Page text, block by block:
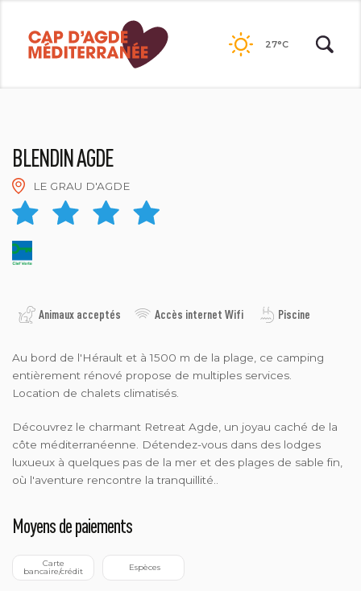
contenu
27°C
BLENDIN AGDE
LE GRAU D'AGDE
Animaux acceptés Accès internet Wifi Piscine
Au bord de l'Hérault et à 1500 m de la plage, ce camping
entièrement rénové propose de multiples services.
Location de chalets climatisés.
Découvrez le charmant Retreat Agde, un joyau caché de la
côte méditerranéenne. Détendez-vous dans des lodges
luxueux à quelques pas de la mer et des plages de sable fin,
où l'aventure rencontre la tranquillité..
Moyens de paiements
bancaire/crédit Espèces